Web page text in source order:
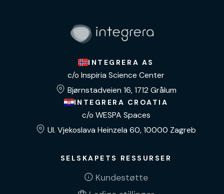
INTEGRERA AS
c/o Inspiria Science Center
Bjørnstadveien 16, 1712 Grålum
INTEGRERA CROATIA
c/o WESPA Spaces
Ul. Vjekoslava Heinzela 60, 10000 Zagreb
SELSKAPETS RESSURSER
Kundestøtte